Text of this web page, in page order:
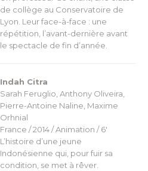
de collège au Conservatoire de
Lyon. Leur face-à-face : une
répétition, l’avant-dernière avant
le spectacle de fin d’année.
Indah Citra
Sarah Feruglio, Anthony Oliveira,
Pierre-Antoine Naline, Maxime
Orhnial
France / 2014 / Animation / 6′
L’histoire d’une jeune
Indonésienne qui, pour fuir sa
condition, se met à rêver.